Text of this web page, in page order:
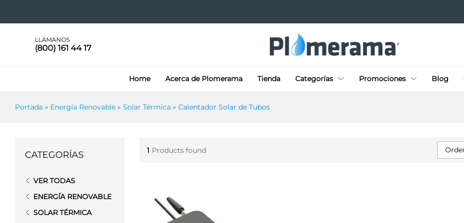
LLÁMANOS
(800) 161 44 17
Home Acerca de Plomerama Tienda Categorías Promociones Blog
Portada » Energía Renovable » Solar Térmica » Calentador Solar de Tubos
1 Products found
CATEGORÍAS
VER TODAS
ENERGÍA RENOVABLE
SOLAR TÉRMICA